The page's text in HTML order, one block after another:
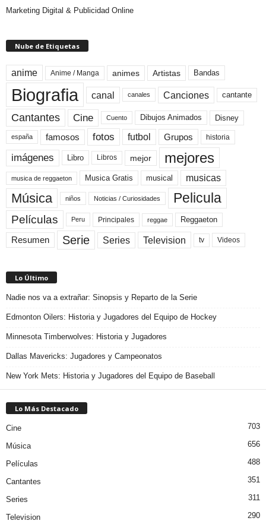
Marketing Digital & Publicidad Online
Nube de Etiquetas
anime Anime / Manga animes Artistas Bandas
Biografia canal canales Canciones cantante
Cantantes Cine Cuento Dibujos Animados Disney
españa famosos fotos futbol Grupos historia
imágenes Libro Libros mejor mejores
musica de reggaeton Musica Gratis musical musicas
Música niños Noticias / Curiosidades Pelicula
Películas Peru Principales reggae Reggaeton
Resumen Serie Series Television tv Videos
Lo Último
Nadie nos va a extrañar: Sinopsis y Reparto de la Serie
Edmonton Oilers: Historia y Jugadores del Equipo de Hockey
Minnesota Timberwolves: Historia y Jugadores
Dallas Mavericks: Jugadores y Campeonatos
New York Mets: Historia y Jugadores del Equipo de Baseball
Lo Más Destacado
Cine 703
Música 656
Películas 488
Cantantes 351
Series 311
Television 290